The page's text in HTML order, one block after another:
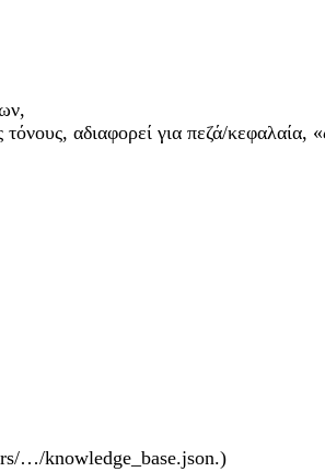
τόνους, αδιαφορεί για πεζά/κεφαλαία,
…/knowledge_base.json.)